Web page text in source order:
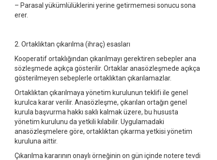
– Parasal yükümlülüklerini yerine getirmemesi sonucu sona
erer.
2. Ortaklıktan çıkarılma (ihraç) esasları
Kooperatif ortaklığından çıkarılmayı gerektiren sebepler ana
sözleşmede açıkça gösterilir. Ortaklar anasözleşmede açıkça
gösterilmeyen sebeplerle ortaklıktan çıkarılamazlar.
Ortaklıktan çıkarılmaya yönetim kurulunun teklifi ile genel
kurulca karar verilir. Anasözleşme, çıkarılan ortağın genel
kurula başvurma hakkı saklı kalmak üzere, bu hususta
yönetim kurulunu da yetkili kılabilir. Uygulamadaki
anasözleşmelere göre, ortaklıktan çıkarma yetkisi yönetim
kuruluna aittir.
Çıkarılma kararının onaylı örneğinin on gün içinde notere tevdi